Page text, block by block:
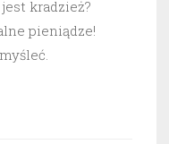
kradzież?
pieniądze!